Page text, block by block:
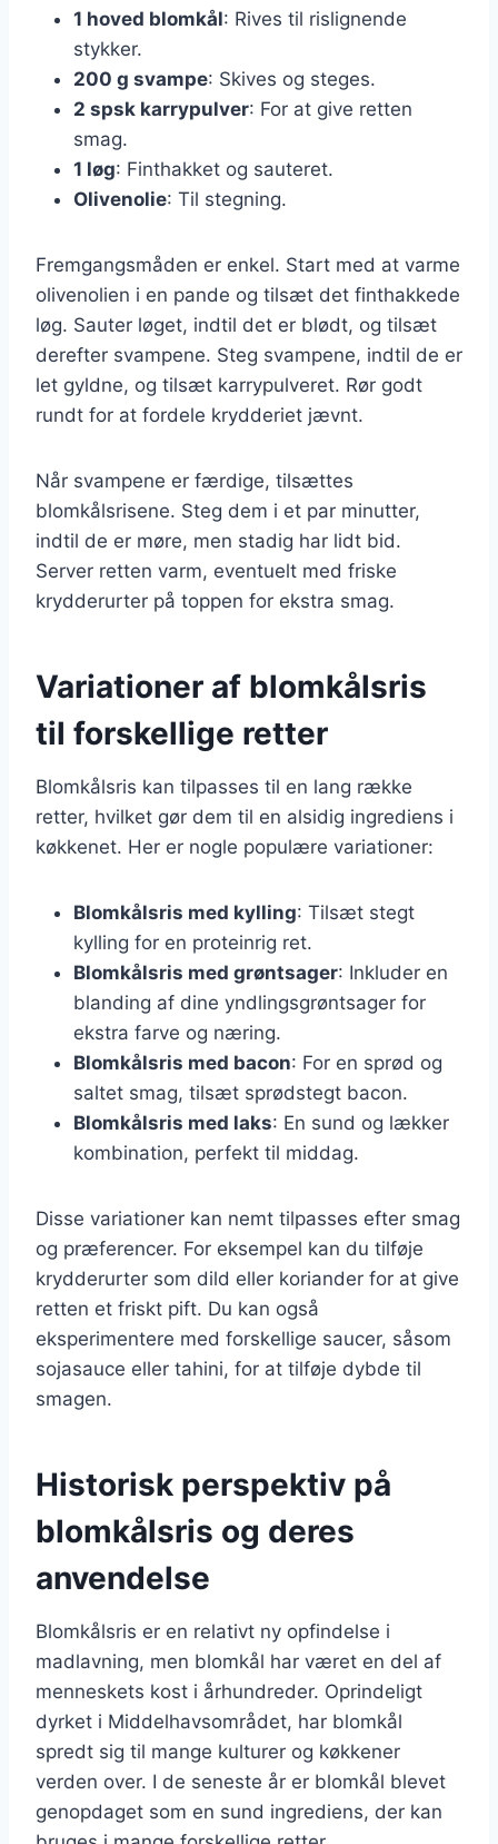
1 hoved blomkål: Rives til rislignende
stykker.
200 g svampe: Skives og steges.
2 spsk karrypulver: For at give retten
smag.
1 løg: Finthakket og sauteret.
Olivenolie: Til stegning.
Fremgangsmåden er enkel. Start med at varme
olivenolien i en pande og tilsæt det finthakkede
løg. Sauter løget, indtil det er blødt, og tilsæt
derefter svampene. Steg svampene, indtil de er
let gyldne, og tilsæt karrypulveret. Rør godt
rundt for at fordele krydderiet jævnt.
Når svampene er færdige, tilsættes
blomkålsrisene. Steg dem i et par minutter,
indtil de er møre, men stadig har lidt bid.
Server retten varm, eventuelt med friske
krydderurter på toppen for ekstra smag.
Variationer af blomkålsris
til forskellige retter
Blomkålsris kan tilpasses til en lang række
retter, hvilket gør dem til en alsidig ingrediens i
køkkenet. Her er nogle populære variationer:
Blomkålsris med kylling: Tilsæt stegt
kylling for en proteinrig ret.
Blomkålsris med grøntsager: Inkluder en
blanding af dine yndlingsgrøntsager for
ekstra farve og næring.
Blomkålsris med bacon: For en sprød og
saltet smag, tilsæt sprødstegt bacon.
Blomkålsris med laks: En sund og lækker
kombination, perfekt til middag.
Disse variationer kan nemt tilpasses efter smag
og præferencer. For eksempel kan du tilføje
krydderurter som dild eller koriander for at give
retten et friskt pift. Du kan også
eksperimentere med forskellige saucer, såsom
sojasauce eller tahini, for at tilføje dybde til
smagen.
Historisk perspektiv på
blomkålsris og deres
anvendelse
Blomkålsris er en relativt ny opfindelse i
madlavning, men blomkål har været en del af
menneskets kost i århundreder. Oprindeligt
dyrket i Middelhavsområdet, har blomkål
spredt sig til mange kulturer og køkkener
verden over. I de seneste år er blomkål blevet
genopdaget som en sund ingrediens, der kan